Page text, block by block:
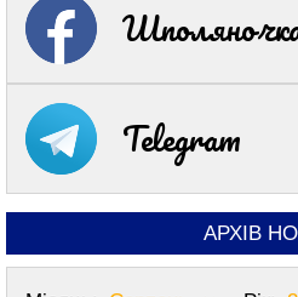
Telegram
АРХІВ